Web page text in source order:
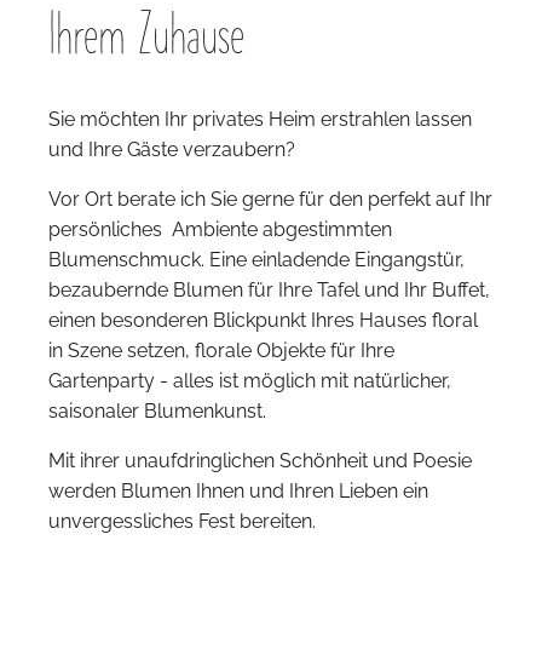
Ihrem Zuhause
Sie möchten Ihr privates Heim erstrahlen lassen
und Ihre Gäste verzaubern?
Vor Ort berate ich Sie gerne für den perfekt auf Ihr
persönliches Ambiente abgestimmten
Blumenschmuck. Eine einladende Eingangstür,
bezaubernde Blumen für Ihre Tafel und Ihr Buffet,
einen besonderen Blickpunkt Ihres Hauses floral
in Szene setzen, florale Objekte für Ihre
Gartenparty - alles ist möglich mit natürlicher,
saisonaler Blumenkunst.
Mit ihrer unaufdringlichen Schönheit und Poesie
werden Blumen Ihnen und Ihren Lieben ein
unvergessliches Fest bereiten.